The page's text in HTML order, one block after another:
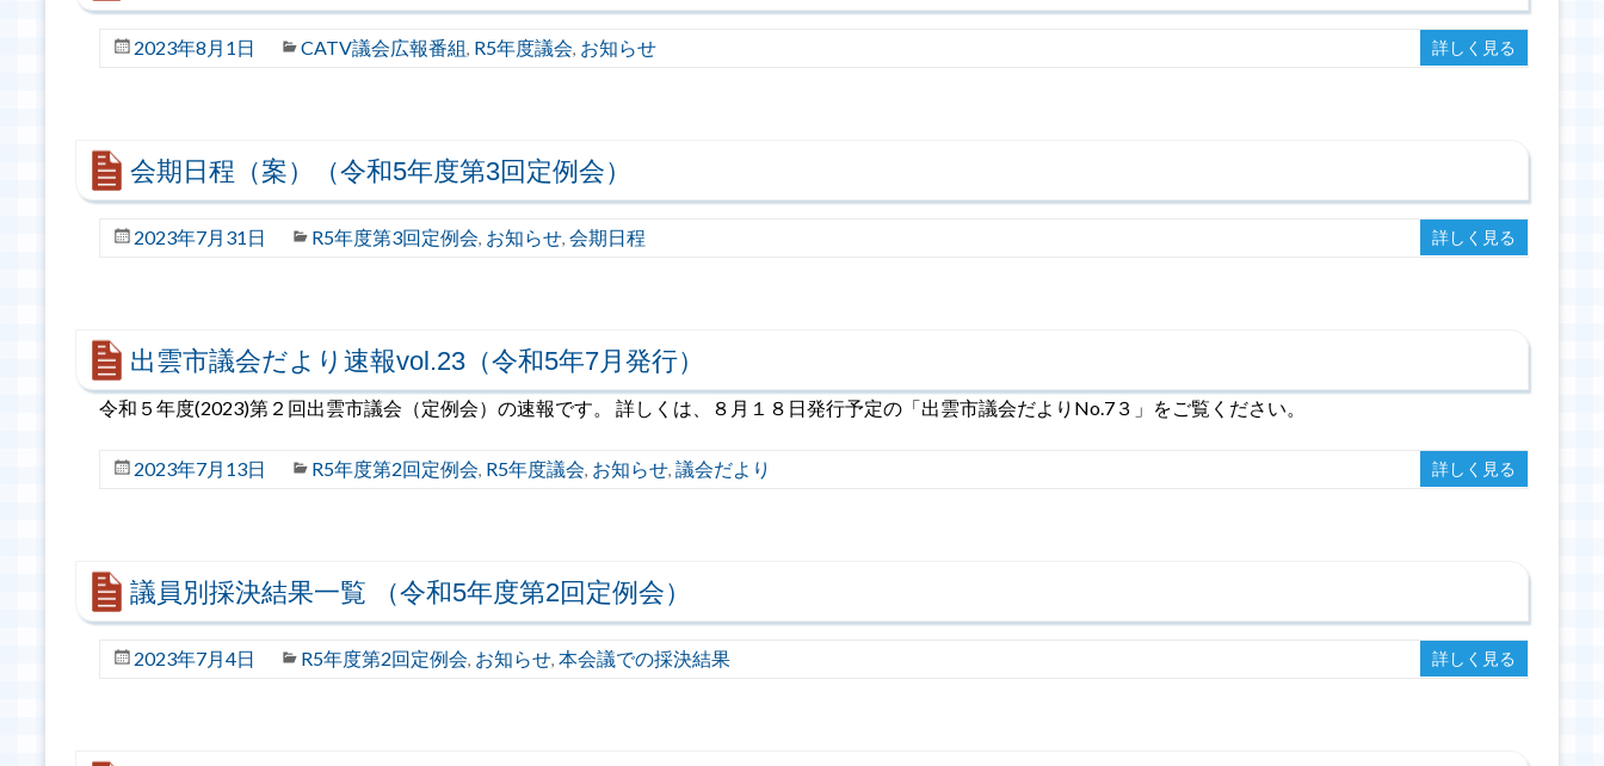
2023年8月1日 CATV議会広報番組, R5年度議会, お知らせ 詳しく見る
会期日程（案）（令和5年度第3回定例会）
2023年7月31日 R5年度第3回定例会, お知らせ, 会期日程 詳しく見る
出雲市議会だより速報vol.23（令和5年7月発行）
令和５年度(2023)第２回出雲市議会（定例会）の速報です。 詳しくは、８月１８日発行予定の「出雲市議会だよりNo.7３」をご覧ください。
2023年7月13日 R5年度第2回定例会, R5年度議会, お知らせ, 議会だより 詳しく見る
議員別採決結果一覧 （令和5年度第2回定例会）
2023年7月4日 R5年度第2回定例会, お知らせ, 本会議での採決結果 詳しく見る